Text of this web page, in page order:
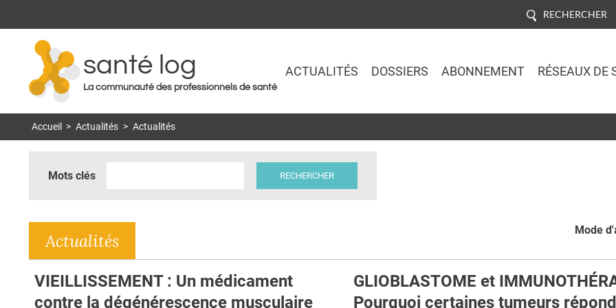
RECHERCHER
santé log
La communauté des professionnels de santé
ACTUALITÉS DOSSIERS ABONNEMENT RÉSEAUX DE
Accueil > Actualités > Actualités
Mots clés
Mode
Actualités
VIEILLISSEMENT : Un médicament
contre la dégénérescence musculaire
GLIOBLASTOME et
Pourquoi certaines tumeurs